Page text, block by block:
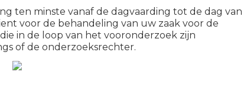
ten minste vanaf de dagvaarding tot de dag van
voor de behandeling van uw zaak voor de
in de loop van het vooronderzoek zijn
of de onderzoeksrechter.